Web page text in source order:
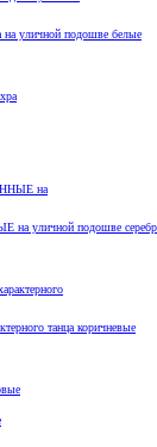
на уличной подошве белые
на уличной подошве
танца коричневые